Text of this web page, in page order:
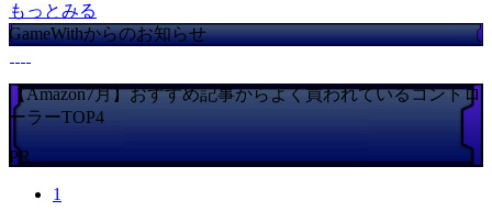
もっとみる
GameWithからのお知らせ
【Amazon7月】おすすめ記事からよく買われているコントロ
ーラーTOP4
PR
1